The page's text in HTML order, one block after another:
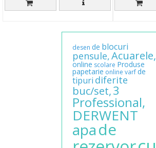
desen de blocuri
pensule,Acuarele,
online scolare Produse
papetarie online varf de
tipuri diferite
buc/set,3
Professional,
DERWENT
apade